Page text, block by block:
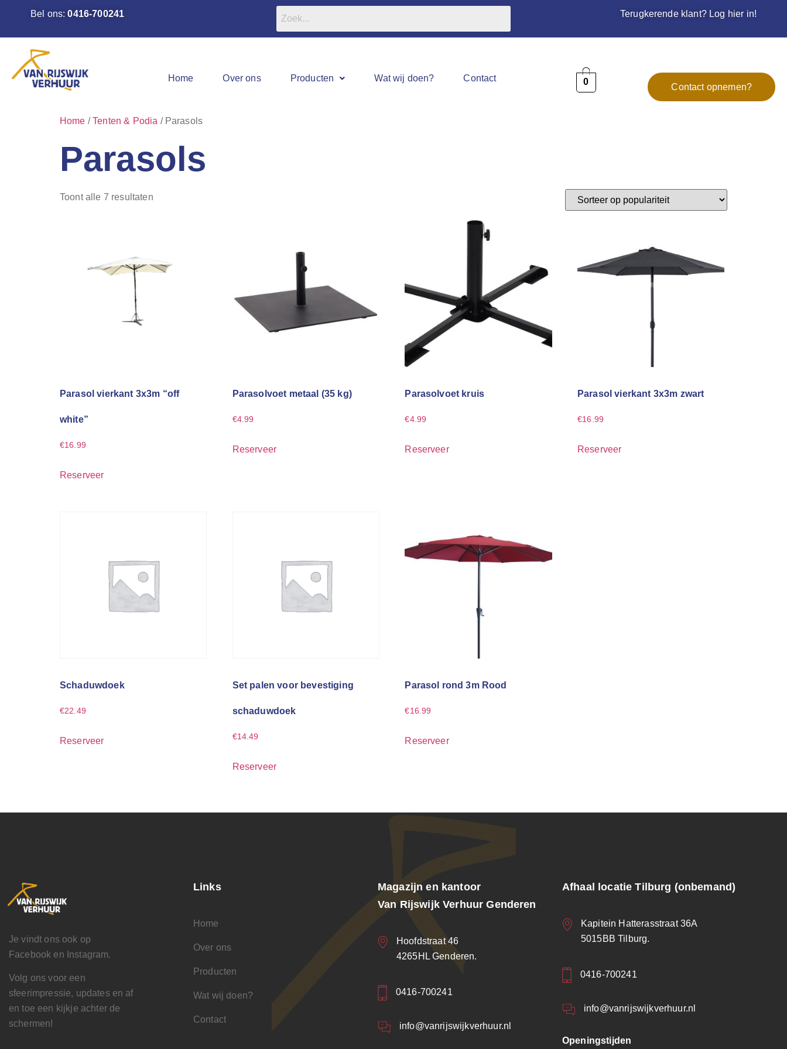
Bel ons:0416-700241 Terugkerende klant? Log hier in!
Home Over ons Producten Wat wij doen? Contact 0
Contact opnemen?
Home /Tenten & Podia / Parasols
Parasols
Toont alle 7 resultaten
Parasol vierkant 3x3m “off
white”
€16.99
Reserveer
Parasolvoet metaal (35 kg)
€4.99
Reserveer
Parasolvoet kruis
€4.99
Reserveer
Parasol vierkant 3x3m zwart
€16.99
Reserveer
Schaduwdoek
€22.49
Reserveer
Set palen voor bevestiging
schaduwdoek
€14.49
Reserveer
Parasol rond 3m Rood
€16.99
Reserveer
Je vindt ons ook op
Facebook en Instagram.
Volg ons voor een
sfeerimpressie, updates en af
en toe een kijkje achter de
schermen!
Links
Home
Over ons
Producten
Wat wij doen?
Contact
Magazijn en kantoor
Van Rijswijk Verhuur Genderen
Hoofdstraat 46
4265HL Genderen.
0416-700241
info@vanrijswijkverhuur.nl
Afhaal locatie Tilburg (onbemand)
Kapitein Hatterasstraat 36A
5015BB Tilburg.
0416-700241
info@vanrijswijkverhuur.nl
Openingstijden